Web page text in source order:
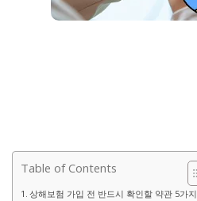
Table of Contents
상해보험 가입 전 반드시 확인할 약관 5가지